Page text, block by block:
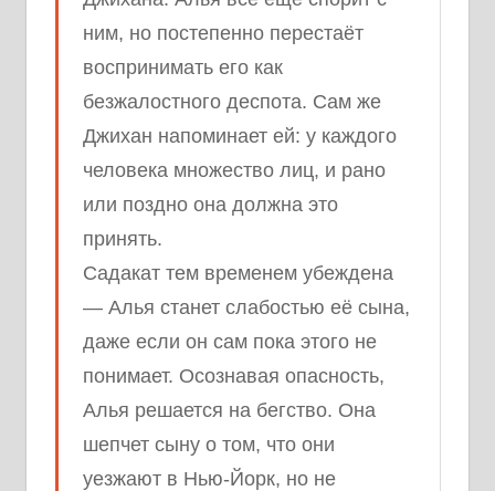
ним, но постепенно перестаёт
воспринимать его как
безжалостного деспота. Сам же
Джихан напоминает ей: у каждого
человека множество лиц, и рано
или поздно она должна это
принять.
Садакат тем временем убеждена
— Алья станет слабостью её сына,
даже если он сам пока этого не
понимает. Осознавая опасность,
Алья решается на бегство. Она
шепчет сыну о том, что они
уезжают в Нью-Йорк, но не